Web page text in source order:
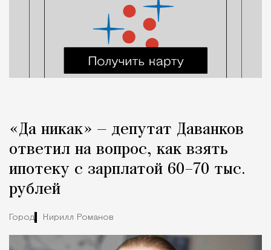
«Да никак» — депутат Даванков
ответил на вопрос, как взять
ипотеку с зарплатой 60–70 тыс.
рублей
Город Кирилл Романов